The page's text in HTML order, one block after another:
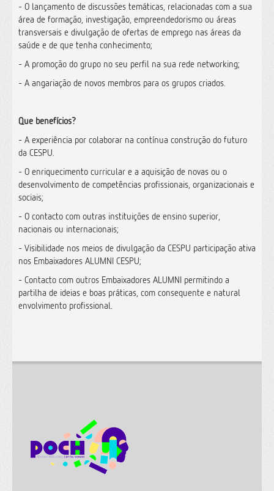
- O lançamento de discussões temáticas, relacionadas com a sua
área de formação, investigação, empreendedorismo ou áreas
transversais e divulgação de ofertas de emprego nas áreas da
saúde e de que tenha conhecimento;
- A promoção do grupo no seu perfil na sua rede networking;
- A angariação de novos membros para os grupos criados.
Que benefícios?
- A experiência por colaborar na contínua construção do futuro
da CESPU.
- O enriquecimento curricular e a aquisição de novas ou o
desenvolvimento de competências profissionais, organizacionais e
sociais;
- O contacto com outras instituições de ensino superior,
nacionais ou internacionais;
- Visibilidade nos meios de divulgação da CESPU participação ativa
nos Embaixadores ALUMNI CESPU;
- Contacto com outros Embaixadores ALUMNI permitindo a
partilha de ideias e boas práticas, com consequente e natural
envolvimento profissional.